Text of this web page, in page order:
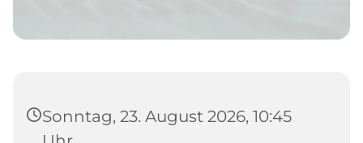
Sonntag, 23. August 2026, 10:45